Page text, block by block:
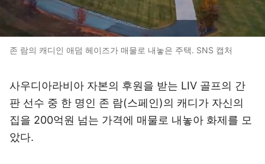
존 람의 캐디인 애덤 헤이즈가 매물로 내놓은 주택. SNS 캡처
사우디아라비아 자본의 후원을 받는 LIV 골프의 간
판 선수 중 한 명인 존 람(스페인)의 캐디가 자신의
집을 200억원 넘는 가격에 매물로 내놓아 화제를 모
았다.